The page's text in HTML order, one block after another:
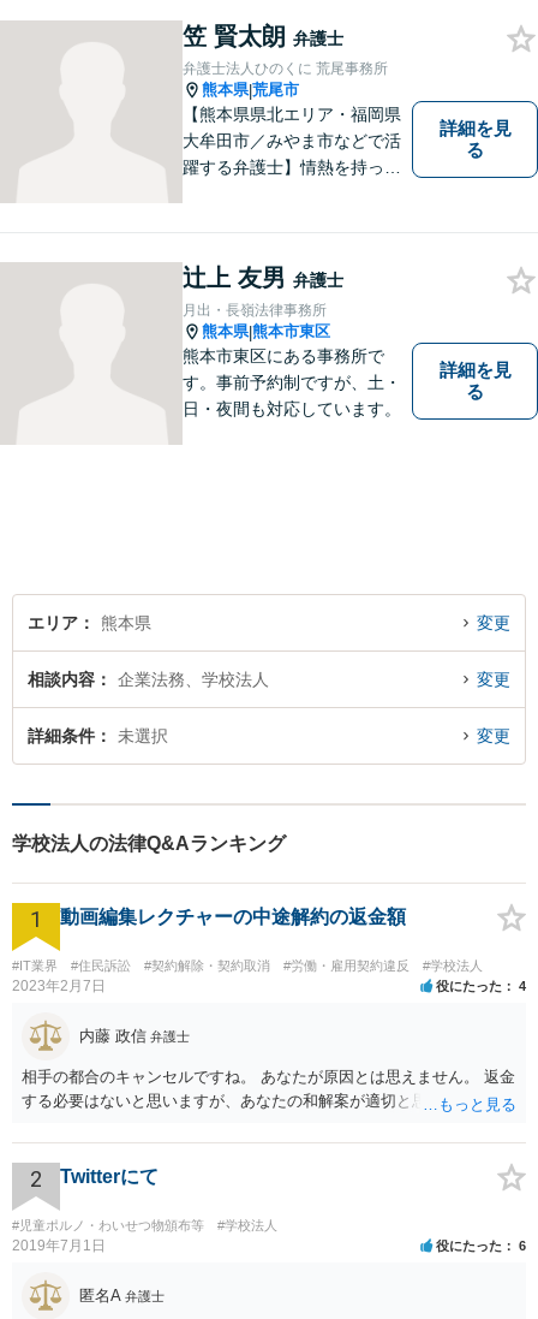
意しております。様々な問題
に悩まれたとき、まずはお気
軽にご相談下さい。
笠 賢太朗 弁護士
弁護士法人ひのくに 荒尾事務所
熊本県|荒尾市
【熊本県県北エリア・福岡県
大牟田市／みやま市などで活
躍する弁護士】情熱を持って
す。離婚 、相続、交通事故、
企業法務など幅広いお困りご
とに対応可能です！
詳細を見
る
辻上 友男 弁護士
月出・長嶺法律事務所
熊本県|熊本市東区
熊本市東区にある事務所で
す。事前予約制ですが、土・
日・夜間も対応しています。
詳細を見
る
エリア 熊本県 変更
相談内容 企業法務、学校法人 変更
詳細条件 未選択 変更
学校法人の法律Q&Aランキング
1 動画編集レクチャーの中途解約の返金額
#IT業界 #住民訴訟 #契約解除・契約取消 #労働・雇用契約違反 #学校法人
2023年2月7日 役にたった 4
内藤 政信 弁護士
相手の都合のキャンセルですね。 あなたが原因とは思えません。 返金
する必要はないと思いますが、あなたの和解案が適切と思います。
2 Twitterにて
#児童ポルノ・わいせつ物頒布等 #学校法人
2019年7月1日 役にたった 6
匿名A 弁護士